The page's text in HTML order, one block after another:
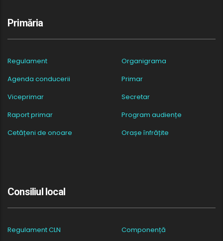
Primăria
Regulament
Organigrama
Agenda conducerii
Primar
Viceprimar
Secretar
Raport primar
Program audiențe
Cetățeni de onoare
Orașe înfrățite
Consiliul local
Regulament CLN
Componență